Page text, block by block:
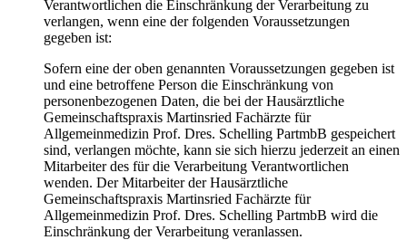
Verantwortlichen die Einschränkung der Verarbeitung zu
verlangen, wenn eine der folgenden Voraussetzungen
gegeben ist:
Sofern eine der oben genannten Voraussetzungen gegeben ist
und eine betroffene Person die Einschränkung von
personenbezogenen Daten, die bei der Hausärztliche
Gemeinschaftspraxis Martinsried Fachärzte für
Allgemeinmedizin Prof. Dres. Schelling PartmbB gespeichert
sind, verlangen möchte, kann sie sich hierzu jederzeit an einen
Mitarbeiter des für die Verarbeitung Verantwortlichen
wenden. Der Mitarbeiter der Hausärztliche
Gemeinschaftspraxis Martinsried Fachärzte für
Allgemeinmedizin Prof. Dres. Schelling PartmbB wird die
Einschränkung der Verarbeitung veranlassen.